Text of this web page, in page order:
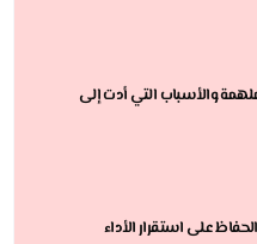
والأسباب التي أدت إلى
على استقرار الأداء